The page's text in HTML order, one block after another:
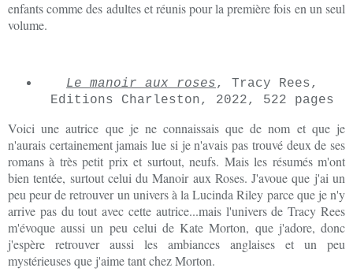
enfants comme des adultes et réunis pour la première fois en un seul
volume.
Le manoir aux roses, Tracy Rees,
Editions Charleston, 2022, 522 pages
Voici une autrice que je ne connaissais que de nom et que je
n'aurais certainement jamais lue si je n'avais pas trouvé deux de ses
romans à très petit prix et surtout, neufs. Mais les résumés m'ont
bien tentée, surtout celui du Manoir aux Roses. J'avoue que j'ai un
peu peur de retrouver un univers à la Lucinda Riley parce que je n'y
arrive pas du tout avec cette autrice...mais l'univers de Tracy Rees
m'évoque aussi un peu celui de Kate Morton, que j'adore, donc
j'espère retrouver aussi les ambiances anglaises et un peu
mystérieuses que j'aime tant chez Morton.